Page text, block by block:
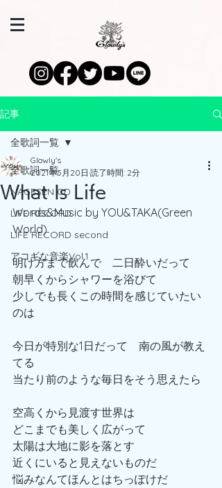
記事
全歌詞一覧
NAGESEN CD
LIFE RECORD
LIFE RECORD second
アコギな音楽Vol.1
全歌詞一覧
What Is Life
Glowly's
2021年5月20日 読了時間: 2分
Words&Music by YOU&TAKA(Green
World)
明け方まで飲んで　二日酔いだって
朝早くからシャワーを浴びて
少しでも長くこの時間を感じていたい
のは
今日が特別な1日だって　南の風が教え
てる
当たり前のような毎日をそう思えたら
空高くから見渡す世界は
どこまでも美しく広がって
太陽は大地に影を落とす
近くにいると見えないものだ
悩みなんてほんとはちっぽけだ